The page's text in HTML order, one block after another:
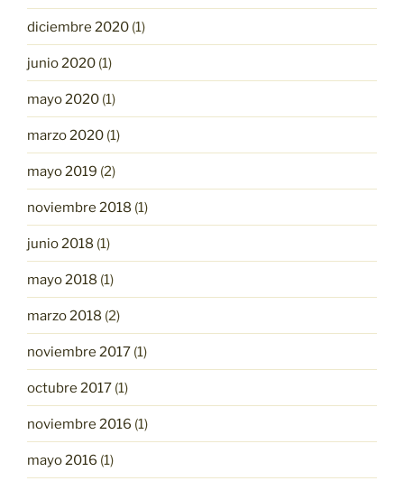
diciembre 2020 (1)
junio 2020 (1)
mayo 2020 (1)
marzo 2020 (1)
mayo 2019 (2)
noviembre 2018 (1)
junio 2018 (1)
mayo 2018 (1)
marzo 2018 (2)
noviembre 2017 (1)
octubre 2017 (1)
noviembre 2016 (1)
mayo 2016 (1)